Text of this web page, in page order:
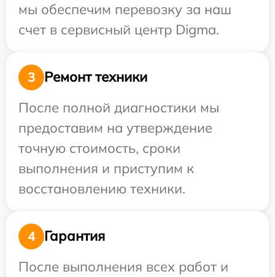
мы обеспечим перевозку за наш
счет в сервисный центр Digma.
3
Ремонт техники
После полной диагностики мы
предоставим на утверждение
точную стоимость, сроки
выполнения и приступим к
восстановлению техники.
4
Гарантия
После выполнения всех работ и